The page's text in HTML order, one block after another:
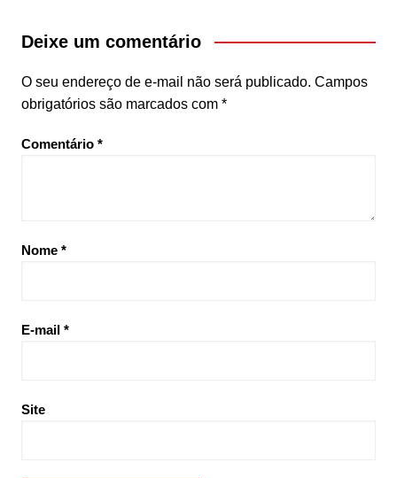
Deixe um comentário
O seu endereço de e-mail não será publicado. Campos
obrigatórios são marcados com *
Comentário *
Nome *
E-mail *
Site